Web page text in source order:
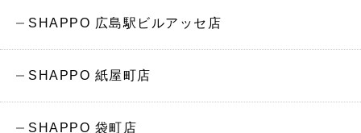
SHAPPO 広島駅ビルアッセ店
SHAPPO 紙屋町店
SHAPPO 袋町店